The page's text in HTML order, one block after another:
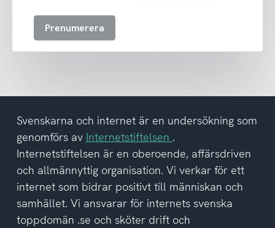
att
del
av
integritetspolicyn
Prenumerera
Svenskarna och internet är en undersökning som
genomförs av Internetstiftelsen .
Internetstiftelsen är en oberoende, affärsdriven
och allmännyttig organisation. Vi verkar för ett
internet som bidrar positivt till människan och
samhället. Vi ansvarar för internets svenska
toppdomän .se och sköter drift och